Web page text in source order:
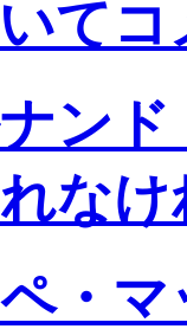
てコ
ン
な
・